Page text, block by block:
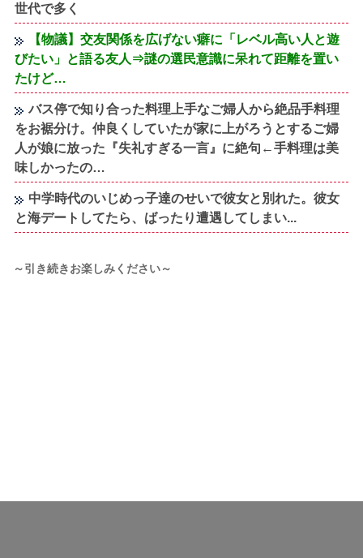
世代で多く
【物議】交友関係を広げない癖に「レベル高い人と遊
びたい」と語る友人⇒謎の選民意識に呆れて距離を置い
たけど…
バス停で知り合った料理上手なご婦人から絶品手料理
をお裾分け。仲良くしていたが家に上がろうとするご婦
人が娘に放った『失礼すぎる一言』に絶句←手料理は美
味しかったの…
中学時代のいじめっ子達のせいで彼女と別れた。彼女
と海デートしてたら、ばったり遭遇してしまい...
～引き続きお楽しみください～